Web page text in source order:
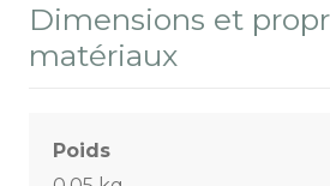
Dimensions et
matériaux
Poids